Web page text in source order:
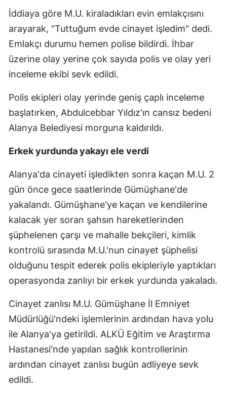
İddiaya göre M.U. kiraladıkları evin emlakçısını
arayarak, "Tuttuğum evde cinayet işledim" dedi.
Emlakçı durumu hemen polise bildirdi. İhbar
üzerine olay yerine çok sayıda polis ve olay yeri
inceleme ekibi sevk edildi.
Polis ekipleri olay yerinde geniş çaplı inceleme
başlatırken, Abdulcebbar Yıldız'ın cansız bedeni
Alanya Belediyesi morguna kaldırıldı.
Erkek yurdunda yakayı ele verdi
Alanya'da cinayeti işledikten sonra kaçan M.U. 2
gün önce gece saatlerinde Gümüşhane'de
yakalandı. Gümüşhane'ye kaçan ve kendilerine
kalacak yer soran şahsın hareketlerinden
şüphelenen çarşı ve mahalle bekçileri, kimlik
kontrolü sırasında M.U.'nun cinayet şüphelisi
olduğunu tespit ederek polis ekipleriyle yaptıkları
operasyonda zanlıyı bir erkek yurdunda yakaladı.
Cinayet zanlısı M.U. Gümüşhane İl Emniyet
Müdürlüğü'ndeki işlemlerinin ardından hava yolu
ile Alanya'ya getirildi. ALKÜ Eğitim ve Araştırma
Hastanesi'nde yapılan sağlık kontrollerinin
ardından cinayet zanlısı bugün adliyeye sevk
edildi.